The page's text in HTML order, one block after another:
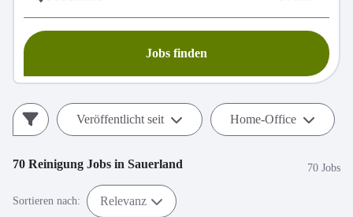
Jobs finden
Veröffentlicht seit Home-Office
70 Reinigung Jobs in Sauerland 70 Jobs
Sortieren nach: Relevanz